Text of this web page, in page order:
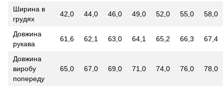
Ширина в
грудях
42,0 44,0 46,0 49,0 52,0 55,0 58,0
Довжина
рукава
61,6 62,1 63,0 64,1 65,2 66,3 67,4
Довжина
виробу
попереду
65,0 67,0 69,0 71,0 74,0 76,0 78,0